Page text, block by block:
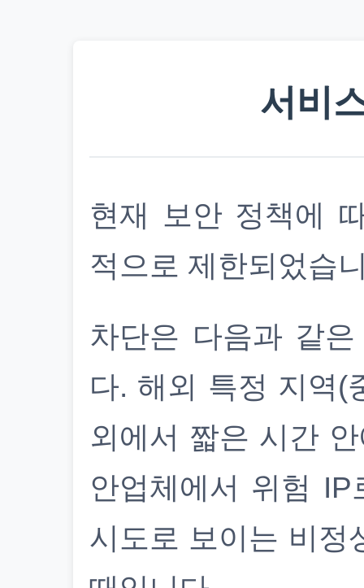
서비
현재 보안 정책에
적으로 제한되었습
차단은 다음과 같
다. 해외 특정 지역(
외에서 짧은 시간
안업체에서 위험
시도로 보이는 비정